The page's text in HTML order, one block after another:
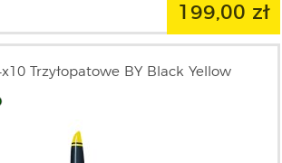
199,00 zł
Trzyłopatowe BY Black Yellow